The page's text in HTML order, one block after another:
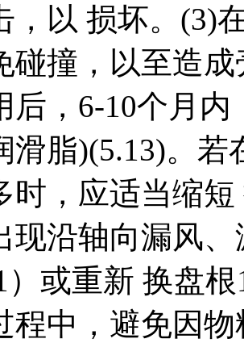
，以 损坏。(3)
碰撞，以至造
后，6-10个月
滑脂)(5.13)。
时，应适当缩
现沿轴向漏风
）或重新 换盘
程中，避免因